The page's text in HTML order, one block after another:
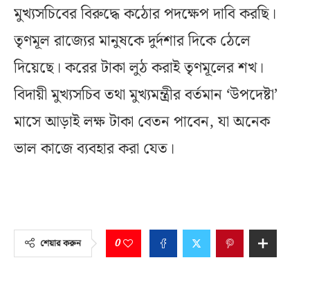
মুখ্যসচিবের বিরুদ্ধে কঠোর পদক্ষেপ দাবি করছি।
তৃণমূল রাজ্যের মানুষকে দুর্দশার দিকে ঠেলে
দিয়েছে। করের টাকা লুঠ করাই তৃণমূলের শখ।
বিদায়ী মুখ্যসচিব তথা মুখ্যমন্ত্রীর বর্তমান ‘উপদেষ্টা’
মাসে আড়াই লক্ষ টাকা বেতন পাবেন, যা অনেক
ভাল কাজে ব্যবহার করা যেত।
শেয়ার করুন 0